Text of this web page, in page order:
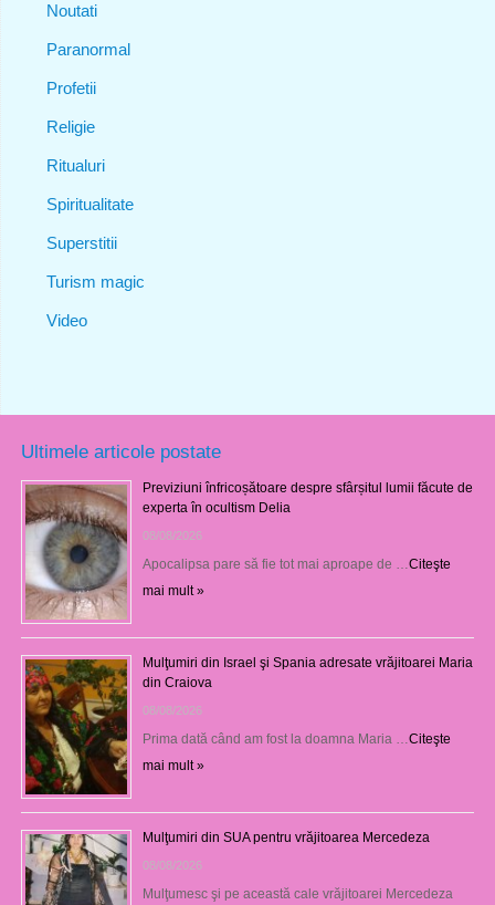
Noutati
Paranormal
Profetii
Religie
Ritualuri
Spiritualitate
Superstitii
Turism magic
Video
Ultimele articole postate
Previziuni înfricoșătoare despre sfârșitul lumii făcute de
experta în ocultism Delia
08/08/2026
Apocalipsa pare să fie tot mai aproape de …Citeşte
mai mult »
Mulţumiri din Israel şi Spania adresate vrăjitoarei Maria
din Craiova
08/08/2026
Prima dată când am fost la doamna Maria …Citeşte
mai mult »
Mulţumiri din SUA pentru vrăjitoarea Mercedeza
08/08/2026
Mulţumesc şi pe această cale vrăjitoarei Mercedeza